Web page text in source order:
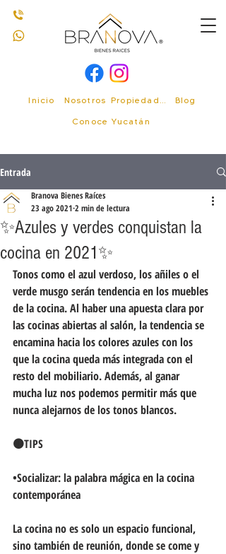
Inicio Nosotros
Blog
Conoce Yucatán
Entrada
✨Azules y verdes conquistan la
cocina en 2021✨
Branova Bienes Raíces
23 ago 2021 2 min de lectura
Tonos como el azul verdoso, los añiles o el
verde musgo serán tendencia en los muebles
de la cocina. Al haber una apuesta clara por
las cocinas abiertas al salón, la tendencia se
encamina hacia los colores azules con los
que la cocina queda más integrada con el
resto del mobiliario. Además, al ganar
mucha luz nos podemos permitir más que
nunca alejarnos de los tonos blancos.
🟤TIPS
•Socializar: la palabra mágica en la cocina
contemporánea
La cocina no es solo un espacio funcional,
sino también de reunión, donde se come y